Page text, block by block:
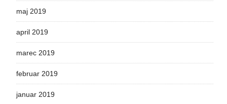
maj 2019
april 2019
marec 2019
februar 2019
januar 2019